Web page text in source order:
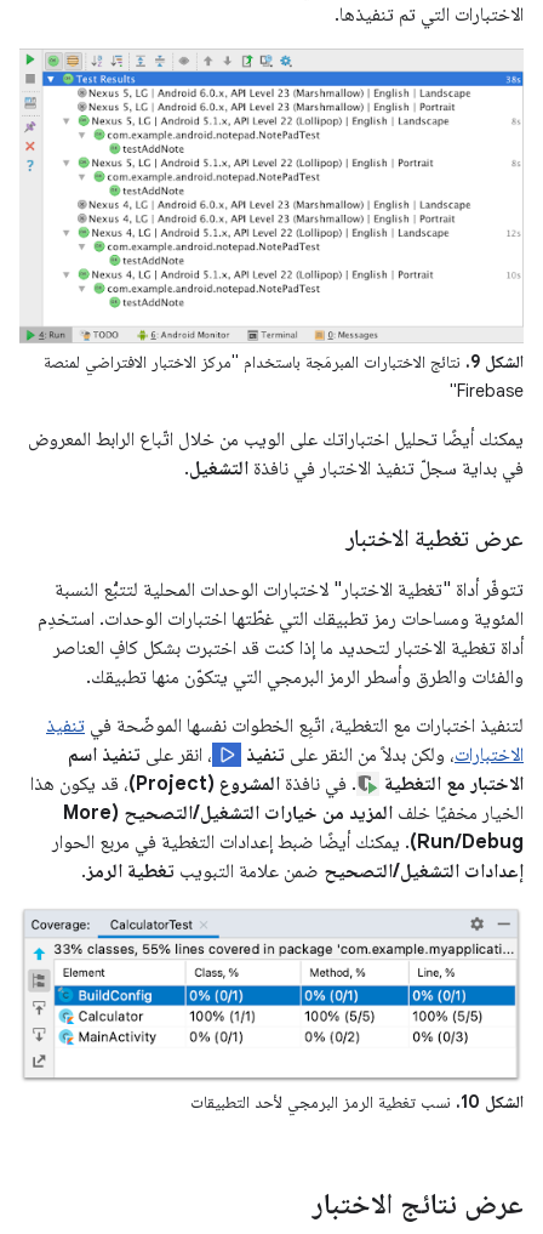
الاختبارات التي تم تنفيذها.
الشكل 9.
نتائج الاختبارات المبرمَجة باستخدام "مركز الاختبار الافتراضي لمنصة
Firebase"
يمكنك أيضًا تحليل اختباراتك على الويب من خلال اتّباع الرابط المعروض
في بداية سجلّ تنفيذ الاختبار في نافذة التشغيل.
عرض تغطية الاختبار
تتوفّر أداة "تغطية الاختبار" لاختبارات الوحدات المحلية لتتبُّع النسبة
المئوية ومساحات رمز تطبيقك التي غطّتها اختبارات الوحدات. استخدِم
أداة تغطية الاختبار لتحديد ما إذا كنت قد اختبرت بشكل كافٍ العناصر
والفئات والطرق وأسطر الرمز البرمجي التي يتكوّن منها تطبيقك.
لتنفيذ اختبارات مع التغطية، اتّبِع الخطوات نفسها الموضّحة في تنفيذ
الاختبارات، ولكن بدلاً من النقر على تنفيذ ، انقر على تنفيذ اسم
الاختبار مع التغطية
. في نافذةالمشروع (Project)
، قد يكون هذا
الخيار مخفيًا خلف
المزيد من خيارات التشغيل/التصحيح (More
Run/Debug) . يمكنك أيضًا ضبط إعدادات التغطية في مربع الحوار
إعدادات التشغيل/التصحيح ضمن علامة التبويب تغطية الرمز.
الشكل 10. نسب تغطية الرمز البرمجي لأحد التطبيقات
عرض نتائج الاختبار